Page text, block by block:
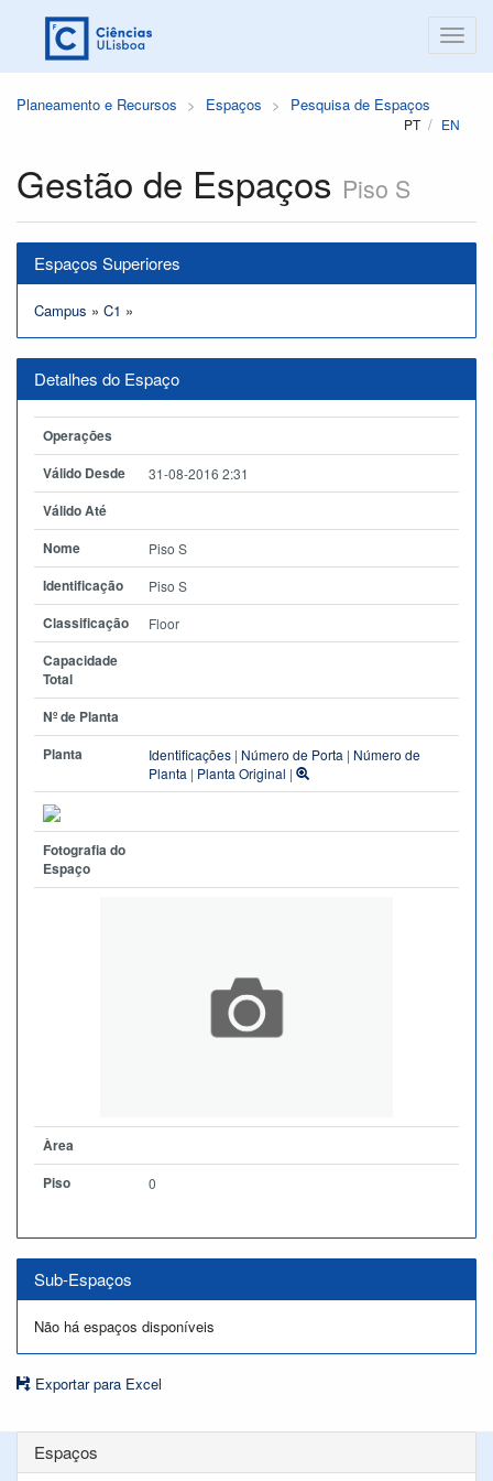
Planeamento e Recursos Espaços Pesquisa de Espaços
PT EN
Gestão de Espaços Piso S
Espaços Superiores
Campus » C1 »
Detalhes do Espaço
Operações
Válido Desde
31-08-2016 2:31
Válido Até
Nome
Piso S
Identificação Piso S
Classificação Floor
Capacidade
Total
Nº de Planta
Planta
Identificações | Número de Porta | Número de
Planta | Planta Original |
Fotografia do
Espaço
Àrea
Piso
0
Sub-Espaços
Não há espaços disponíveis
Exportar para Excel
Espaços